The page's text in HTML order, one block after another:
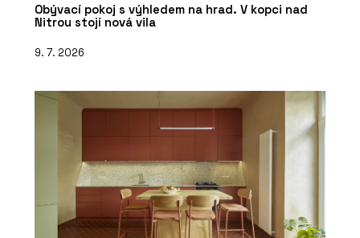
Obývací pokoj s výhledem na hrad. V kopci nad
Nitrou stojí nová vila
9. 7. 2026